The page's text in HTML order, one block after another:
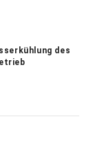
des